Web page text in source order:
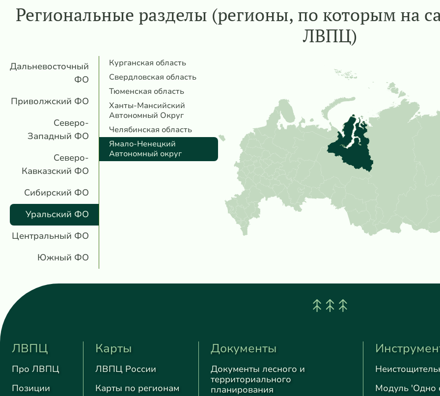
Региональные разделы (регионы, по которым на
ЛВПЦ)
Дальневосточный
ФО
Приволжский ФО
Северо-
Западный ФО
Северо-
Кавказский ФО
Сибирский ФО
Уральский ФО
Центральный ФО
Южный ФО
Курганская область
Свердловская область
Тюменская область
Ханты-Мансийский
Автономный Округ
Челябинская область
Ямало-Ненецкий
Автономный округ
ЛВПЦ
Про ЛВПЦ
Позиции
Карты
ЛВПЦ России
Карты по регионам
Документы
Документы лесного и
территориального
планирования
Модуль 'Одно